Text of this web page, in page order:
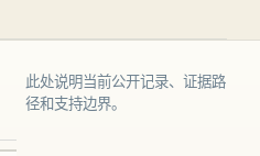
此处说明当前公开记录、证据路
径和支持边界。